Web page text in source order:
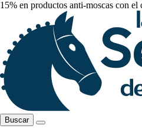
15% en productos anti-moscas con el
Buscar